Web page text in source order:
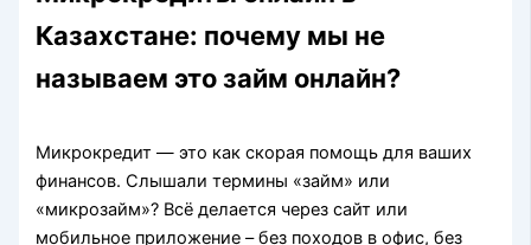
Казахстане: почему мы не
называем это займ онлайн?
Микрокредит — это как скорая помощь для ваших
финансов. Слышали термины «займ» или
«микрозайм»? Всё делается через сайт или
мобильное приложение – без походов в офис, без